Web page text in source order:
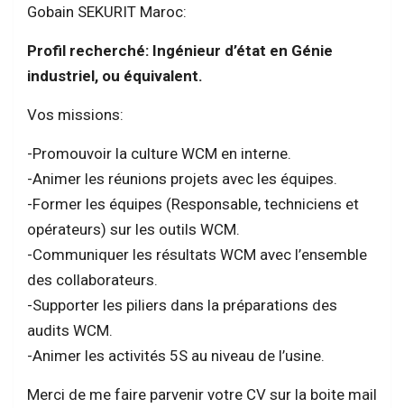
Gobain SEKURIT Maroc:
Profil recherché: Ingénieur d’état en Génie
industriel, ou équivalent.
Vos missions:
-Promouvoir la culture WCM en interne.
-Animer les réunions projets avec les équipes.
-Former les équipes (Responsable, techniciens et
opérateurs) sur les outils WCM.
-Communiquer les résultats WCM avec l’ensemble
des collaborateurs.
-Supporter les piliers dans la préparations des
audits WCM.
-Animer les activités 5S au niveau de l’usine.
Merci de me faire parvenir votre CV sur la boite mail